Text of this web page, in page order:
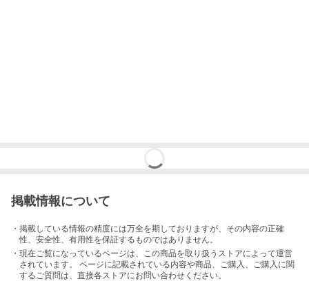
掲載情報について
・掲載している情報の精度には万全を期しておりますが、その内容の正確
性、安全性、有用性を保証するものではありません。
・現在ご覧になっているページは、この商品を取り扱うストアによって運営
されています。 ページに記載されている内容や商品、ご購入 、ご購入に関
するご質問は、直接各ストアにお問い合わせください。